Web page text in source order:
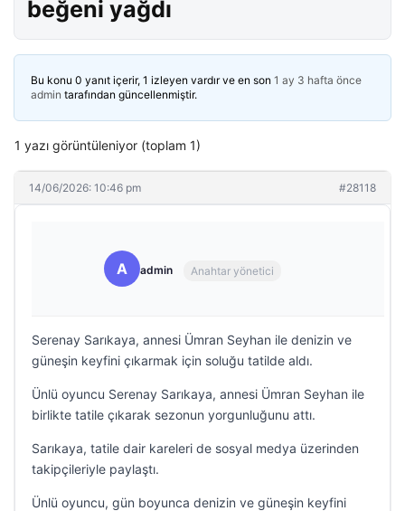
beğeni yağdı
Bu konu 0 yanıt içerir, 1 izleyen vardır ve en son 1 ay 3 hafta önce
admin tarafından güncellenmiştir.
1 yazı görüntüleniyor (toplam 1)
14/06/2026: 10:46 pm #28118
A admin Anahtar yönetici
Serenay Sarıkaya, annesi Ümran Seyhan ile denizin ve
güneşin keyfini çıkarmak için soluğu tatilde aldı.
Ünlü oyuncu Serenay Sarıkaya, annesi Ümran Seyhan ile
birlikte tatile çıkarak sezonun yorgunluğunu attı.
Sarıkaya, tatile dair kareleri de sosyal medya üzerinden
takipçileriyle paylaştı.
Ünlü oyuncu, gün boyunca denizin ve güneşin keyfini